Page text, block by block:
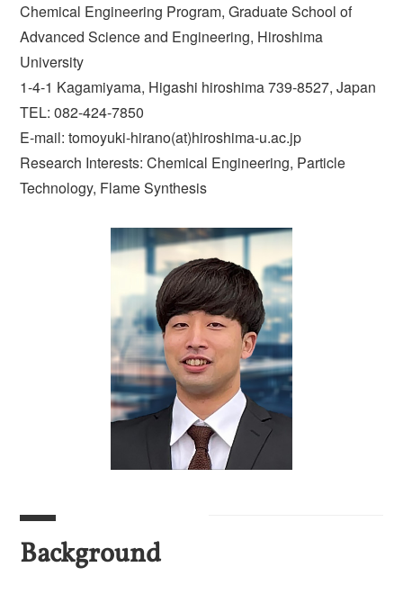
Chemical Engineering Program, Graduate School of
Advanced Science and Engineering, Hiroshima
University
1-4-1 Kagamiyama, Higashi hiroshima 739-8527, Japan
TEL: 082-424-7850
E-mail: tomoyuki-hirano(at)hiroshima-u.ac.jp
Research Interests: Chemical Engineering, Particle
Technology, Flame Synthesis
Background